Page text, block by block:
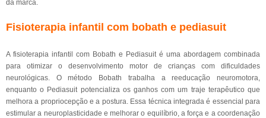
da marca.
Fisioterapia infantil com bobath e pediasuit
A fisioterapia infantil com Bobath e Pediasuit é uma abordagem combinada
para otimizar o desenvolvimento motor de crianças com dificuldades
neurológicas. O método Bobath trabalha a reeducação neuromotora,
enquanto o Pediasuit potencializa os ganhos com um traje terapêutico que
melhora a propriocepção e a postura. Essa técnica integrada é essencial para
estimular a neuroplasticidade e melhorar o equilíbrio, a força e a coordenação